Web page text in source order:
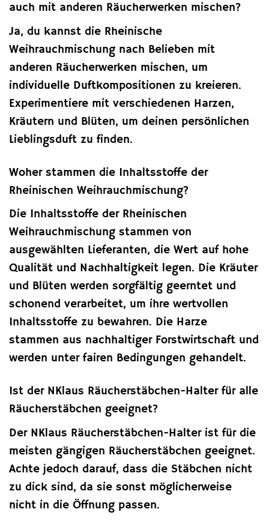
auch mit anderen Räucherwerken mischen?
Ja, du kannst die Rheinische
Weihrauchmischung nach Belieben mit
anderen Räucherwerken mischen, um
individuelle Duftkompositionen zu kreieren.
Experimentiere mit verschiedenen Harzen,
Kräutern und Blüten, um deinen persönlichen
Lieblingsduft zu finden.
Woher stammen die Inhaltsstoffe der
Rheinischen Weihrauchmischung?
Die Inhaltsstoffe der Rheinischen
Weihrauchmischung stammen von
ausgewählten Lieferanten, die Wert auf hohe
Qualität und Nachhaltigkeit legen. Die Kräuter
und Blüten werden sorgfältig geerntet und
schonend verarbeitet, um ihre wertvollen
Inhaltsstoffe zu bewahren. Die Harze
stammen aus nachhaltiger Forstwirtschaft und
werden unter fairen Bedingungen gehandelt.
Ist der NKlaus Räucherstäbchen-Halter für alle
Räucherstäbchen geeignet?
Der NKlaus Räucherstäbchen-Halter ist für die
meisten gängigen Räucherstäbchen geeignet.
Achte jedoch darauf, dass die Stäbchen nicht
zu dick sind, da sie sonst möglicherweise
nicht in die Öffnung passen.